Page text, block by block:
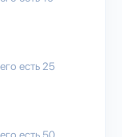
есть 25
есть 50